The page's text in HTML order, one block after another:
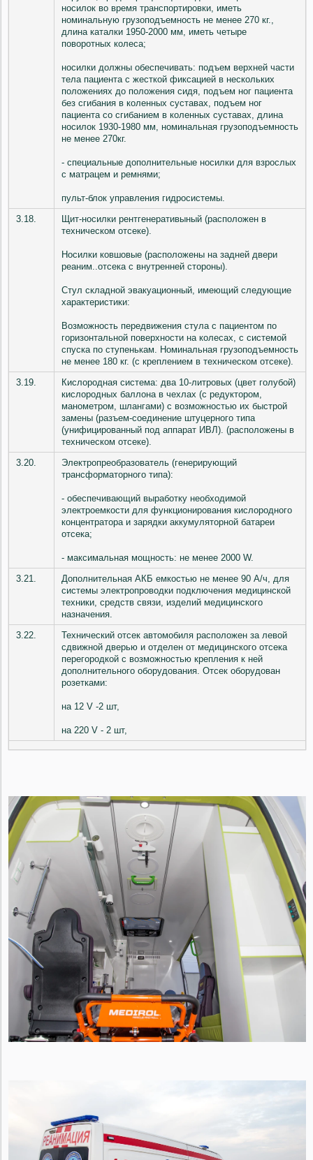
носилок во время транспортировки, иметь
номинальную грузоподъемность не менее 270 кг.,
длина каталки 1950-2000 мм, иметь четыре
поворотных колеса;
носилки должны обеспечивать: подъем верхней части
тела пациента с жесткой фиксацией в нескольких
положениях до положения сидя, подъем ног пациента
без сгибания в коленных суставах, подъем ног
пациента со сгибанием в коленных суставах, длина
носилок 1930-1980 мм, номинальная грузоподъемность
не менее 270кг.
- специальные дополнительные носилки для взрослых
с матрацем и ремнями;
пульт-блок управления гидросистемы.
3.18.
Щит-носилки рентгенеративыный (расположен в
техническом отсеке).
Носилки ковшовые (расположены на задней двери
реаним..отсека с внутренней стороны).
Стул складной эвакуационный, имеющий следующие
характеристики:
Возможность передвижения стула с пациентом по
горизонтальной поверхности на колесах, с системой
спуска по ступенькам. Номинальная грузоподъемность
не менее 180 кг. (с креплением в техническом отсеке).
3.19.
Кислородная система: два 10-литровых (цвет голубой)
кислородных баллона в чехлах (с редуктором,
манометром, шлангами) с возможностью их быстрой
замены (разъем-соединение штуцерного типа
(унифицированный под аппарат ИВЛ). (расположены в
техническом отсеке).
3.20.
Электропреобразователь (генерирующий
трансформаторного типа):
- обеспечивающий выработку необходимой
электроемкости для функционирования кислородного
концентратора и зарядки аккумуляторной батареи
отсека;
- максимальная мощность: не менее 2000 W.
3.21.
Дополнительная АКБ емкостью не менее 90 А/ч, для
системы электропроводки подключения медицинской
техники, средств связи, изделий медицинского
назначения.
3.22.
Технический отсек автомобиля расположен за левой
сдвижной дверью и отделен от медицинского отсека
перегородкой с возможностью крепления к ней
дополнительного оборудования. Отсек оборудован
розетками:
на 12 V -2 шт,
на 220 V - 2 шт,